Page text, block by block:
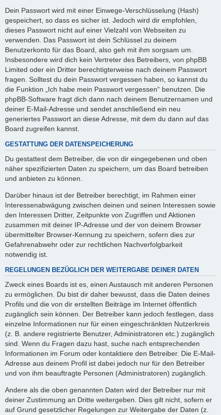
Dein Passwort wird mit einer Einwege-Verschlüsselung (Hash)
gespeichert, so dass es sicher ist. Jedoch wird dir empfohlen,
dieses Passwort nicht auf einer Vielzahl von Webseiten zu
verwenden. Das Passwort ist dein Schlüssel zu deinem
Benutzerkonto für das Board, also geh mit ihm sorgsam um.
Insbesondere wird dich kein Vertreter des Betreibers, von phpBB
Limited oder ein Dritter berechtigterweise nach deinem Passwort
fragen. Solltest du dein Passwort vergessen haben, so kannst du
die Funktion „Ich habe mein Passwort vergessen“ benutzen. Die
phpBB-Software fragt dich dann nach deinem Benutzernamen und
deiner E-Mail-Adresse und sendet anschließend ein neu
generiertes Passwort an diese Adresse, mit dem du dann auf das
Board zugreifen kannst.
GESTATTUNG DER DATENSPEICHERUNG
Du gestattest dem Betreiber, die von dir eingegebenen und oben
näher spezifizierten Daten zu speichern, um das Board betreiben
und anbieten zu können.
Darüber hinaus ist der Betreiber berechtigt, im Rahmen einer
Interessenabwägung zwischen deinen und seinen Interessen sowie
den Interessen Dritter, Zeitpunkte von Zugriffen und Aktionen
zusammen mit deiner IP-Adresse und der von deinem Browser
übermittelter Browser-Kennung zu speichern, sofern dies zur
Gefahrenabwehr oder zur rechtlichen Nachverfolgbarkeit
notwendig ist.
REGELUNGEN BEZÜGLICH DER WEITERGABE DEINER DATEN
Zweck eines Boards ist es, einen Austausch mit anderen Personen
zu ermöglichen. Du bist dir daher bewusst, dass die Daten deines
Profils und die von dir erstellten Beiträge im Internet öffentlich
zugänglich sein können. Der Betreiber kann jedoch festlegen, dass
einzelne Informationen nur für einen eingeschränkten Nutzerkreis
(z. B. andere registrierte Benutzer, Administratoren etc.) zugänglich
sind. Wenn du Fragen dazu hast, suche nach entsprechenden
Informationen im Forum oder kontaktiere den Betreiber. Die E-Mail-
Adresse aus deinem Profil ist dabei jedoch nur für den Betreiber
und von ihm beauftragte Personen (Administratoren) zugänglich.
Andere als die oben genannten Daten wird der Betreiber nur mit
deiner Zustimmung an Dritte weitergeben. Dies gilt nicht, sofern er
auf Grund gesetzlicher Regelungen zur Weitergabe der Daten (z.